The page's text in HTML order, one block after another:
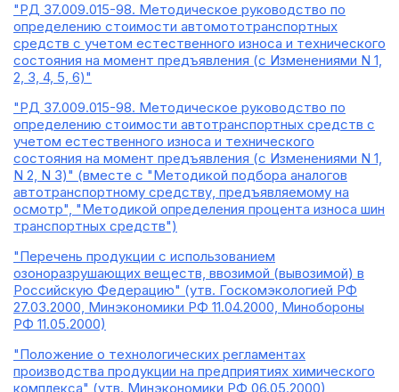
"РД 37.009.015-98. Методическое руководство по
определению стоимости автомототранспортных
средств с учетом естественного износа и технического
состояния на момент предъявления (с Изменениями N 1,
2, 3, 4, 5, 6)"
"РД 37.009.015-98. Методическое руководство по
определению стоимости автотранспортных средств с
учетом естественного износа и технического
состояния на момент предъявления (с Изменениями N 1,
N 2, N 3)" (вместе с "Методикой подбора аналогов
автотранспортному средству, предъявляемому на
осмотр", "Методикой определения процента износа шин
транспортных средств")
"Перечень продукции с использованием
озоноразрушающих веществ, ввозимой (вывозимой) в
Российскую Федерацию" (утв. Госкомэкологией РФ
27.03.2000, Минэкономики РФ 11.04.2000, Минобороны
РФ 11.05.2000)
"Положение о технологических регламентах
производства продукции на предприятиях химического
комплекса" (утв. Минэкономики РФ 06.05.2000)